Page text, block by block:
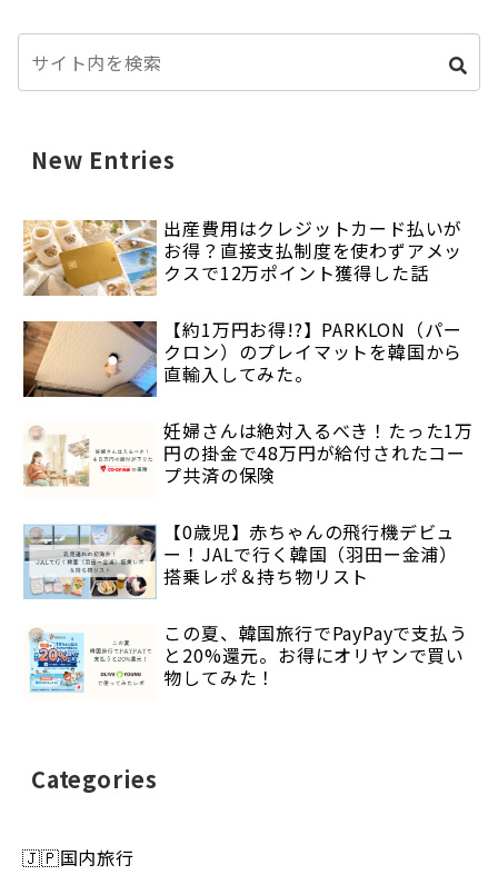
New Entries
出産費用はクレジットカード払いが
お得？直接支払制度を使わずアメッ
クスで12万ポイント獲得した話
【約1万円お得!?】PARKLON（パー
クロン）のプレイマットを韓国から
直輸入してみた。
妊婦さんは絶対入るべき！たった1万
円の掛金で48万円が給付されたコー
プ共済の保険
【0歳児】赤ちゃんの飛行機デビュ
ー！JALで行く韓国（羽田ー金浦）
搭乗レポ＆持ち物リスト
この夏、韓国旅行でPayPayで支払う
と20%還元。お得にオリヤンで買い
物してみた！
Categories
🇯🇵国内旅行